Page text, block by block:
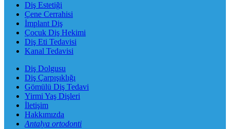
Diş Estetiği
Çene Cerrahisi
İmplant Diş
Çocuk Diş Hekimi
Diş Eti Tedavisi
Kanal Tedavisi
Diş Dolgusu
Diş Çarpışıklığı
Gömülü Diş Tedavi
Yirmi Yaş Dişleri
İletişim
Hakkımızda
Antalya ortodonti